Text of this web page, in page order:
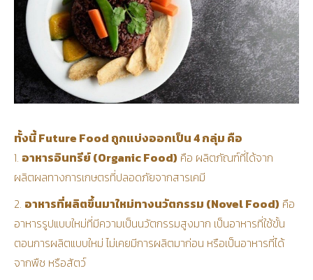
ทั้งนี้ Future Food ถูกแบ่งออกเป็น 4 กลุ่ม คือ
1. อาหารอินทรีย์ (Organic Food) คือ ผลิตภัณฑ์ที่ได้จาก
ผลิตผลทางการเกษตรที่ปลอดภัยจากสารเคมี
2. อาหารที่ผลิตขึ้นมาใหม่ทางนวัตกรรม (Novel Food) คือ
อาหารรูปแบบใหม่ที่มีความเป็นนวัตกรรมสูงมาก เป็นอาหารที่ใช้ขั้น
ตอนการผลิตแบบใหม่ ไม่เคยมีการผลิตมาก่อน หรือเป็นอาหารที่ได้
จากพืช หรือสัตว์